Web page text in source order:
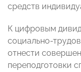
средств
К цифровым
социально-
отнести
переподготовки